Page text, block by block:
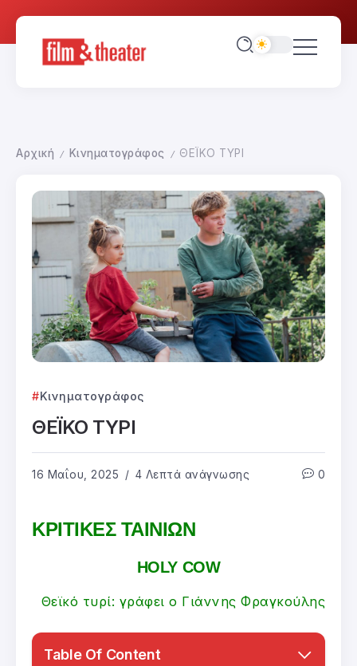
Αρχική / Κινηματογράφος / ΘΕΪΚΟ ΤΥΡΙ
Κινηματογράφος
ΘΕΪΚΟ ΤΥΡΙ
16 Μαΐου, 2025 4 Λεπτά ανάγνωσης 0
ΚΡΙΤΙΚΕΣ ΤΑΙΝΙΩΝ
HOLY COW
Θεϊκό τυρί: γράφει ο Γιάννης Φραγκούλης
Table Of Content